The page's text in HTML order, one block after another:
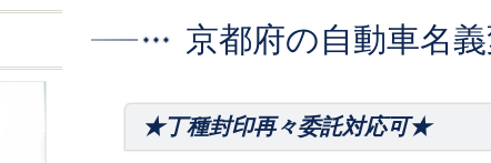
京都府の自動車名
★丁種封印再々委託対応可★